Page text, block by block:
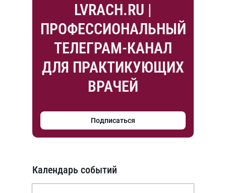
LVRACH.RU |
ПРОФЕССИОНАЛЬНЫЙ
ТЕЛЕГРАМ-КАНАЛ
ДЛЯ ПРАКТИКУЮЩИХ
ВРАЧЕЙ
Подписаться
Календарь событий